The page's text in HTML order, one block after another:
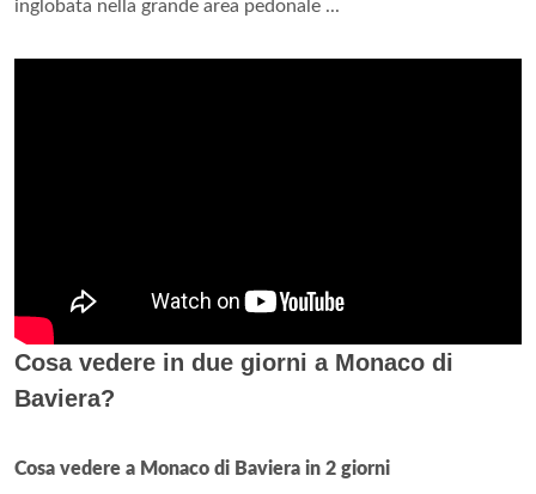
inglobata nella grande area pedonale ...
Cosa vedere in due giorni a Monaco di
Baviera?
Cosa vedere a Monaco di Baviera in 2 giorni